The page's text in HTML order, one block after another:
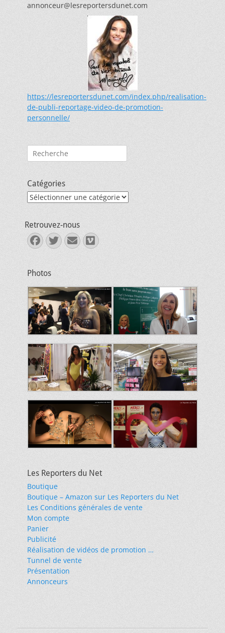
annonceur@lesreportersdunet.com
https://lesreportersdunet.com/index.php/realisation-
de-publi-reportage-video-de-promotion-
personnelle/
Rechercher :
Catégories
Catégories
Retrouvez-nous
Facebook
Twitter
E-
mail
Vimeo
Photos
Les Reporters du Net
Boutique
Boutique – Amazon sur Les Reporters du Net
Les Conditions générales de vente
Mon compte
Panier
Publicité
Réalisation de vidéos de promotion …
Tunnel de vente
Présentation
Annonceurs